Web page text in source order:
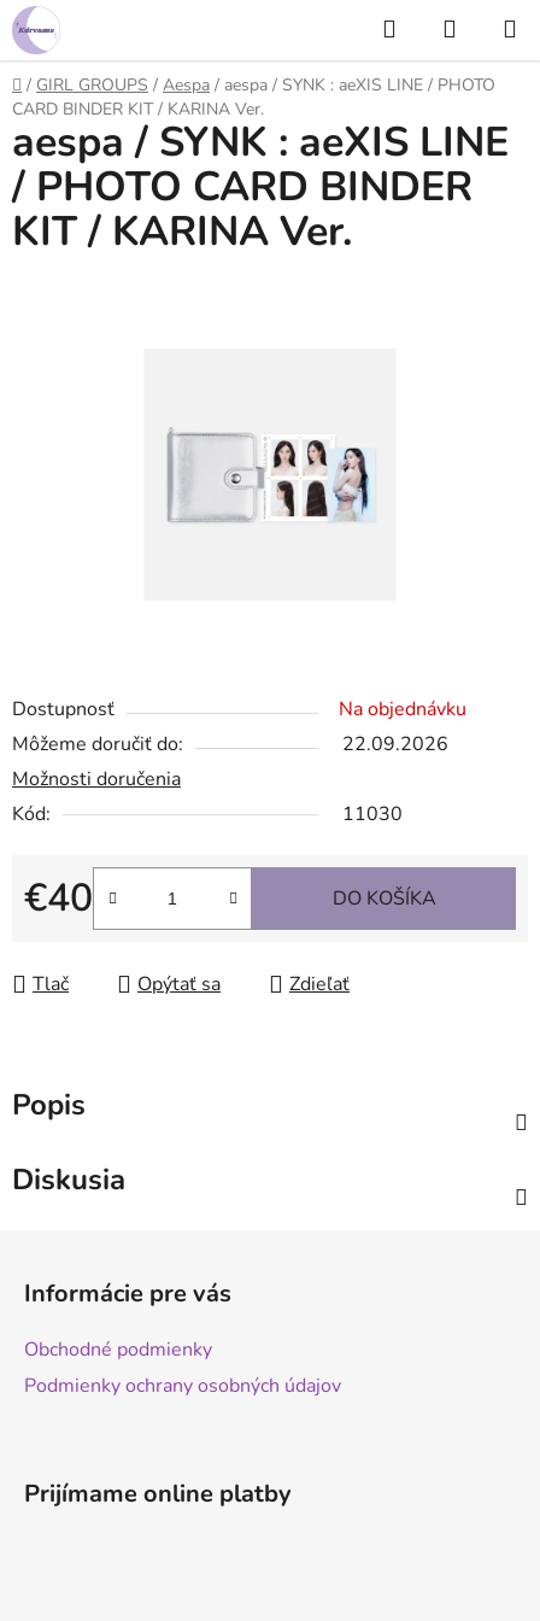
Prejsť
na
obsah
Hľadať
KOŠÍK
Domov
/ GIRL GROUPS / Aespa / aespa / SYNK : aeXIS LINE / PHOTO
CARD BINDER KIT / KARINA Ver.
Dostupnosť
Na objednávku
Môžeme doručiť do:
22.09.2026
Možnosti doručenia
Kód:
11030
€40
Jednotková cena:
DO KOŠÍKA
Tlač Opýtať sa Zdieľať
aespa / SYNK : aeXIS LINE
/ PHOTO CARD BINDER
KIT / KARINA Ver.
Popis
Diskusia
Informácie pre vás
Obchodné podmienky
Podmienky ochrany osobných údajov
Prijímame online platby